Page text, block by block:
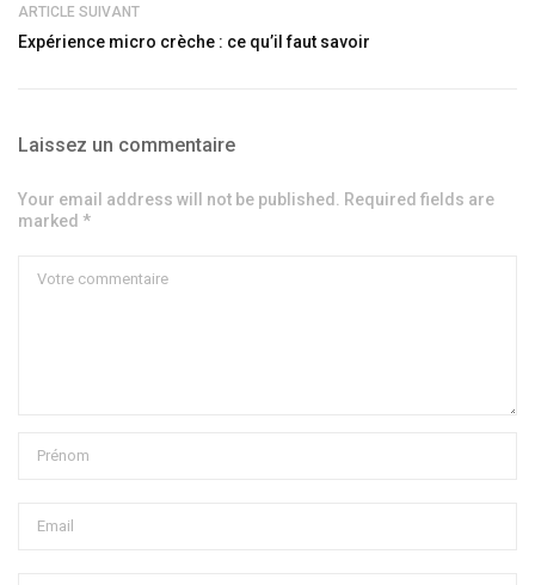
ARTICLE SUIVANT
Expérience micro crèche : ce qu’il faut savoir
Laissez un commentaire
Your email address will not be published. Required fields are
marked *